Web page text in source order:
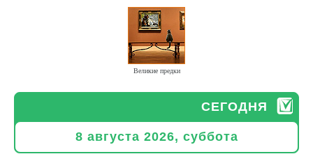
Великие предки
СЕГОДНЯ
8 августа 2026, суббота